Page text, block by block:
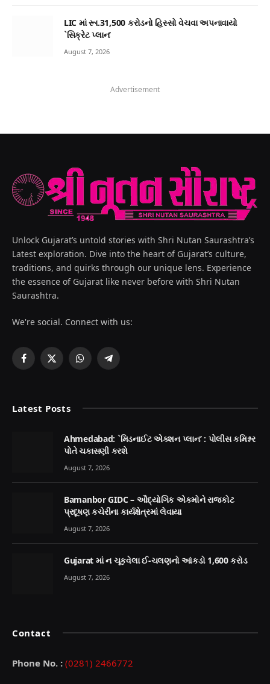
LIC માં રૂા.31,500 કરોડનો હિસ્સો વેચવા અપનાવાયો
`સિક્રેટ પ્લાન’
August 7, 2026
Advertisement
Unlock Gujarat’s untold stories with Shri Nutan Saurashtra’s
Latest exploration. Dive into the heart of Gujarat’s culture,
traditions, and quirks through our unique lens. Experience
the essence of Gujarat like never before with Shri Nutan
Saurashtra.
We're social. Connect with us:
Facebook
X
WhatsAppTelegram
Latest Posts
Ahmedabad: `મિડનાઈટ એક્શન પ્લાન’ : પોલીસ કમિશ્નર
પોતે ચકાસણી કરશે
August 7, 2026
Bamanbor GIDC – ઔદ્યોગિક એકમોને રાજકોટ
પ્રદૂષણ કચેરીના કાર્યક્ષેત્રમાં લેવાયા
August 7, 2026
Gujarat માં ન ચૂકવેલા ઈ-ચલણનો આંકડો 1,600 કરોડ
August 7, 2026
Contact
Phone No. : (0281) 2466772